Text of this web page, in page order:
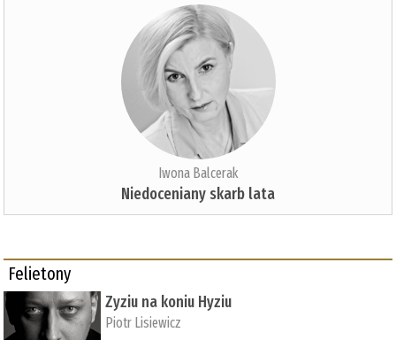
Iwona Balcerak
Niedoceniany skarb lata
Felietony
Zyziu na koniu Hyziu
Piotr Lisiewicz